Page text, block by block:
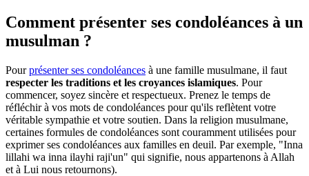
Comment présenter ses condoléances à un
musulman ?
Pourprésenter ses condoléances à une famille musulmane, il faut
respecter les traditions et les croyances islamiques. Pour
commencer, soyez sincère et respectueux. Prenez le temps de
réfléchir à vos mots de condoléances pour qu'ils reflètent votre
véritable sympathie et votre soutien. Dans la religion musulmane,
certaines formules de condoléances sont couramment utilisées pour
exprimer ses condoléances aux familles en deuil. Par exemple, "Inna
lillahi wa inna ilayhi raji'un" qui signifie, nous appartenons à Allah
et à Lui nous retournons).